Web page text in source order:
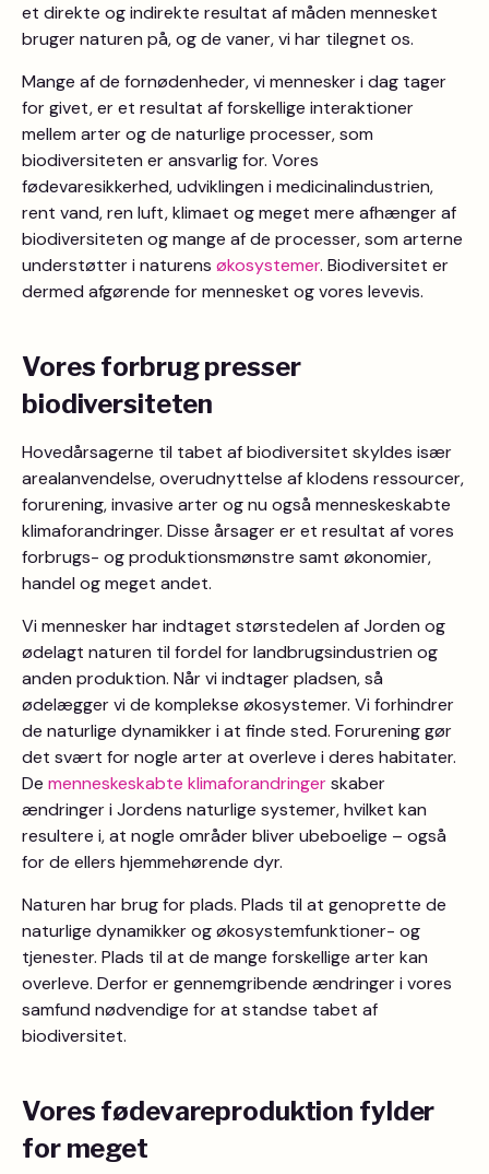
et direkte og indirekte resultat af måden mennesket
bruger naturen på, og de vaner, vi har tilegnet os.
Mange af de fornødenheder, vi mennesker i dag tager
for givet, er et resultat af forskellige interaktioner
mellem arter og de naturlige processer, som
biodiversiteten er ansvarlig for. Vores
fødevaresikkerhed, udviklingen i medicinalindustrien,
rent vand, ren luft, klimaet og meget mere afhænger af
biodiversiteten og mange af de processer, som arterne
understøtter i naturens økosystemer. Biodiversitet er
dermed afgørende for mennesket og vores levevis.
Vores forbrug presser
biodiversiteten
Hovedårsagerne til tabet af biodiversitet skyldes især
arealanvendelse, overudnyttelse af klodens ressourcer,
forurening, invasive arter og nu også menneskeskabte
klimaforandringer. Disse årsager er et resultat af vores
forbrugs- og produktionsmønstre samt økonomier,
handel og meget andet.
Vi mennesker har indtaget størstedelen af Jorden og
ødelagt naturen til fordel for landbrugsindustrien og
anden produktion. Når vi indtager pladsen, så
ødelægger vi de komplekse økosystemer. Vi forhindrer
de naturlige dynamikker i at finde sted. Forurening gør
det svært for nogle arter at overleve i deres habitater.
De menneskeskabte klimaforandringerskaber
ændringer i Jordens naturlige systemer, hvilket kan
resultere i, at nogle områder bliver ubeboelige – også
for de ellers hjemmehørende dyr.
Naturen har brug for plads. Plads til at genoprette de
naturlige dynamikker og økosystemfunktioner- og
tjenester. Plads til at de mange forskellige arter kan
overleve. Derfor er gennemgribende ændringer i vores
samfund nødvendige for at standse tabet af
biodiversitet.
Vores fødevareproduktion fylder
for meget